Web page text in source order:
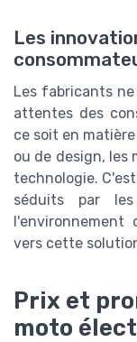
Les
Les fabricants
attentes des
ce soit en
ou de design, les
technologie.
séduits par les
l'environnement
vers cette
Prix et
moto